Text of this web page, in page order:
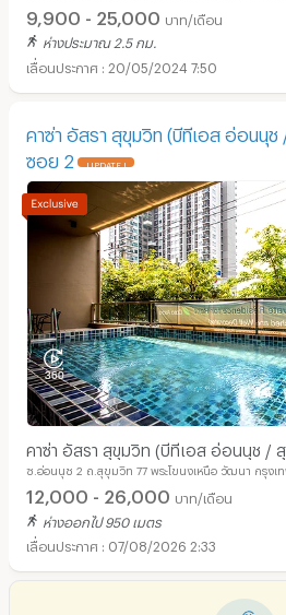
9,900 - 25,000 บาท/เดือน
ห่างประมาณ 2.5 กม.
20/05/2024 7:50
คาซ่า อัสรา สุขุมวิท (บีทีเอส อ่อนนุ
ซอย 2
UPDATE !
คาซ่า อัสรา สุขุมวิท (บีทีเอส อ่อนนุช /
ซ.อ่อนนุช 2 ถ.สุขุมวิท 77 พระโขนงเหนือ วัฒนา กรุงเ
12,000 - 26,000 บาท/เดือน
ห่างออกไป 950 เมตร
07/08/2026 2:33